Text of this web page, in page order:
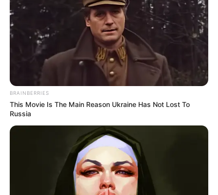
Mobilização em Brasília: PEC dos 3
salários e Insalubridade somam
R$ 5.544.
Acs e ACE Brasília,CONACS Notícia,Piso Nacional
BRAINBERRIES
This Movie Is The Main Reason Ukraine Has Not Lost To
Russia